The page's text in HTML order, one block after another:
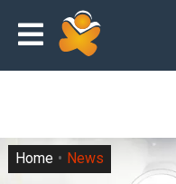
Home News